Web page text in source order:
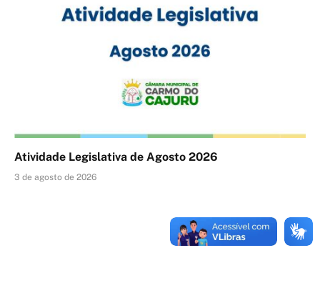
Atividade Legislativa de Agosto 2026
3 de agosto de 2026